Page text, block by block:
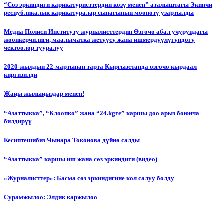
“Сөз эркиндиги карикатуристтердин көзү менен” аталыштагы Экинчи
республикалык карикатуралар сынагынын мөөнөтү узартылды
Медиа Полиси Институту журналисттердин Өзгөчө абал учурундагы
жоопкерчилиги, маалыматка жетүүсү жана ишмердүүлүгүндөгү
чектөөлөр тууралуу
2020-жылдын 22-мартынан тарта Кыргызстанда өзгөчө кырдаал
киргизилди
Жаңы жылыңыздар менен!
“Азаттыкка”, “Клоопко” жана “24.kgге” каршы доо арыз боюнча
билдирүү
Кесиптешибиз Чынара Токонова дүйнө салды
“Азаттыкка” каршы иш жана сөз эркиндиги (видео)
«Журналисттер»: Басма сөз эркиндигине кол салуу болду
Сурамжылоо: Элдик каржылоо